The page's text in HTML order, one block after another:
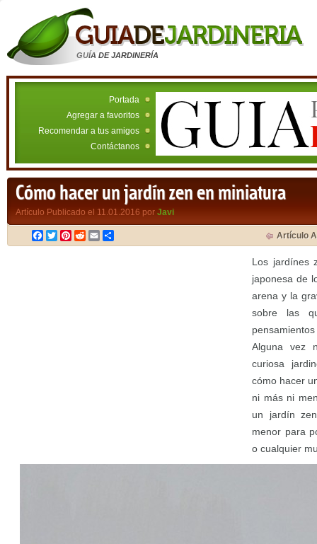
GUÍA DE JARDINERÍA
Portada
Agregar a favoritos
Recomendar a tus amigos
Contáctanos
Cómo hacer un jardín zen en miniatura
Artículo Publicado el 11.01.2016 por Javi
Facebook
TwitterPinterest
RedditEmail Artículo
Los jardínes
japonesa de
arena y la
sobre las
Alguna vez
curiosa
cómo hacer
ni más ni
un jardín
menor para
o cualquier